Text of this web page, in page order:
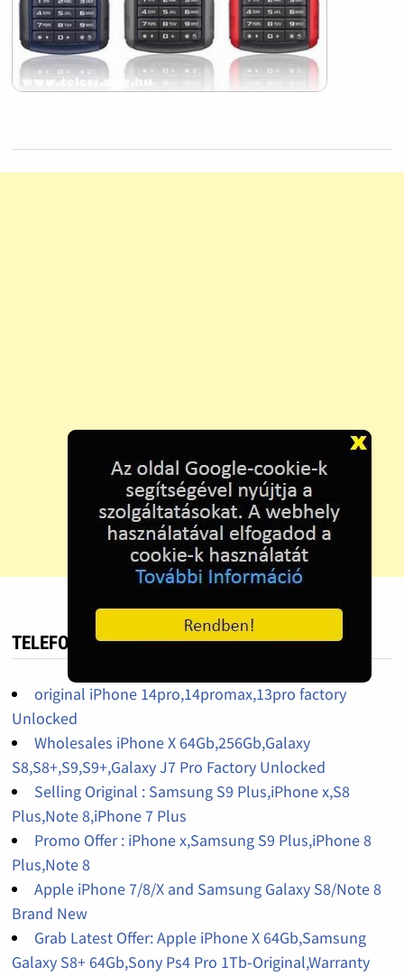
TELEFON HIRDETÉS
original iPhone 14pro,14promax,13pro factory
Unlocked
Wholesales iPhone X 64Gb,256Gb,Galaxy
S8,S8+,S9,S9+,Galaxy J7 Pro Factory Unlocked
Selling Original : Samsung S9 Plus,iPhone x,S8
Plus,Note 8,iPhone 7 Plus
Promo Offer : iPhone x,Samsung S9 Plus,iPhone 8
Plus,Note 8
Apple iPhone 7/8/X and Samsung Galaxy S8/Note 8
Brand New
Grab Latest Offer: Apple iPhone X 64Gb,Samsung
Galaxy S8+ 64Gb,Sony Ps4 Pro 1Tb-Original,Warranty